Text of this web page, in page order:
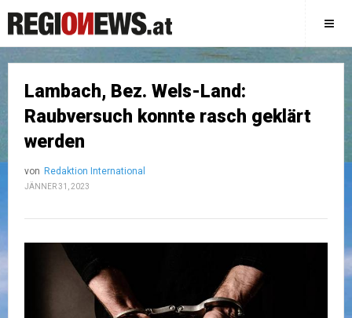
Lambach, Bez. Wels-Land:
Raubversuch konnte rasch geklärt
werden
von Redaktion International
JÄNNER 31, 2023